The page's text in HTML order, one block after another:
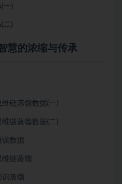
一)
二)
慧的浓缩与传承
链蒸馏数据(一)
链蒸馏数据(二)
数据
链蒸馏
蒸馏